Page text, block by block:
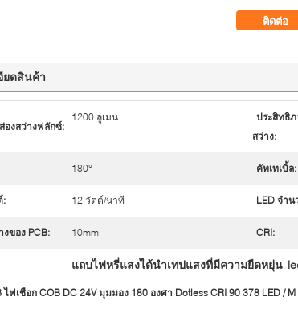
ติดต่อ
ยดสินค้า
องสว่างฟลักซ์:
1200 ลูเมน
ประสิทธิ
สว่าง:
180° คัทเทเบิ้ล:
: 12 วัตต์/นาที LED จำน
ของ PCB: 10mm CRI:
แถบไฟหรี่แสงได้นำเทปแสงที่มีความยืดหยุ่น,
ไฟเชือก COB DC 24V มุมมอง 180 องศา Dotless CRI 90 378 LED / M